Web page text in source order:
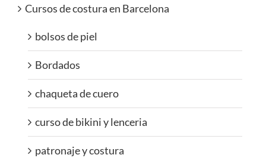
Cursos de costura en Barcelona
bolsos de piel
Bordados
chaqueta de cuero
curso de bikini y lenceria
patronaje y costura